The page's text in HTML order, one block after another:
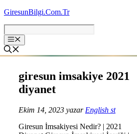
İçeriğe
GiresunBilgi.Com.Tr
giresun imsakiye 2021
diyanet
Ekim 14, 2023 yazar English st
Giresun İmsakiyesi Nedir? | 2021